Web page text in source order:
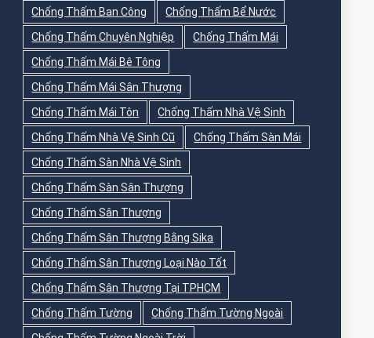
Chống Thấm Ban Công
Chống Thấm Bể Nước
Chống Thấm Chuyên Nghiệp
Chống Thấm Mái
Chống Thấm Mái Bê Tông
Chống Thấm Mái Sân Thượng
Chống Thấm Mái Tôn
Chống Thấm Nhà Vệ Sinh
Chống Thấm Nhà Vệ Sinh Cũ
Chống Thấm Sàn Mái
Chống Thấm Sàn Nhà Vệ Sinh
Chống Thấm Sàn Sân Thượng
Chống Thấm Sân Thượng
Chống Thấm Sân Thượng Bằng Sika
Chống Thấm Sân Thượng Loại Nào Tốt
Chống Thấm Sân Thượng Tại TPHCM
Chống Thấm Tường
Chống Thấm Tường Ngoài